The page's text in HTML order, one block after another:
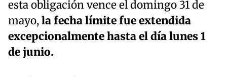
esta obligación vence el domingo 31 de
mayo,la fecha límite fue extendida
excepcionalmente hasta el día lunes 1
de junio.